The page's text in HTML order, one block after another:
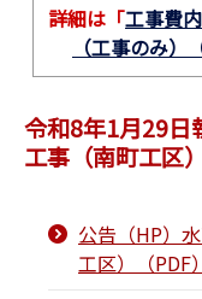
詳細は「工事費
（工事のみ）
令和8年1月29
工事（南町工区）
公告（HP）
工区）（PDF）